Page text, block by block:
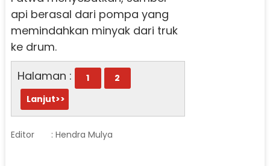
api berasal dari pompa yang
memindahkan minyak dari truk
ke drum.
Halaman :
1
2
Lanjut>>
Editor : Hendra Mulya